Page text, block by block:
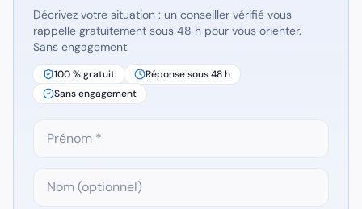
Décrivez votre situation : un conseiller vérifié vous
rappelle gratuitement sous 48 h pour vous orienter.
Sans engagement.
100 % gratuit
Réponse sous 48 h
Sans engagement